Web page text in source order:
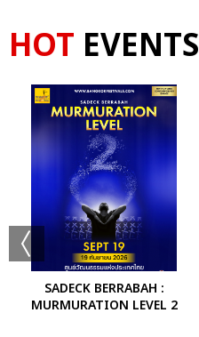
HOT EVENTS
SADECK BERRABAH :
MURMURATION LEVEL 2